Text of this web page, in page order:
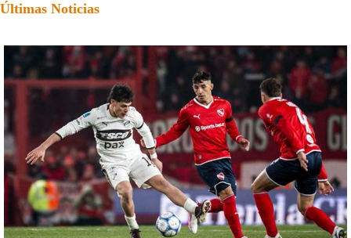
Últimas Noticias